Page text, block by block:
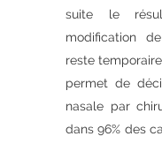
suite le
modification
reste
permet de
nasale par
dans 96% des